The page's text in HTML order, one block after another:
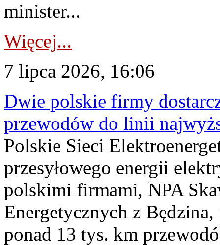
minister...
Więcej...
7 lipca 2026, 16:06
Dwie polskie firmy
przewodów do linii
Polskie Sieci
przesyłowego energii
polskimi firmami, NPA
Energetycznych z
ponad 13 tys. km